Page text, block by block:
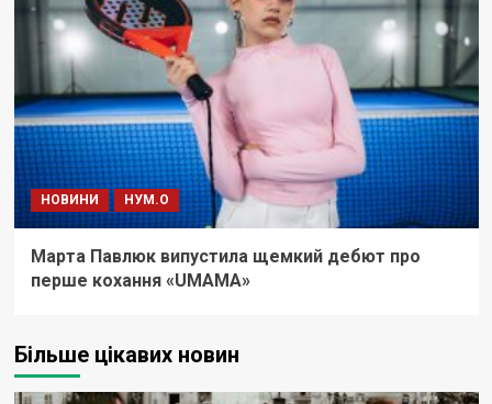
НОВИНИ НУМ.О
Марта Павлюк випустила щемкий дебют про
перше кохання «UМАМА»
Більше цікавих новин